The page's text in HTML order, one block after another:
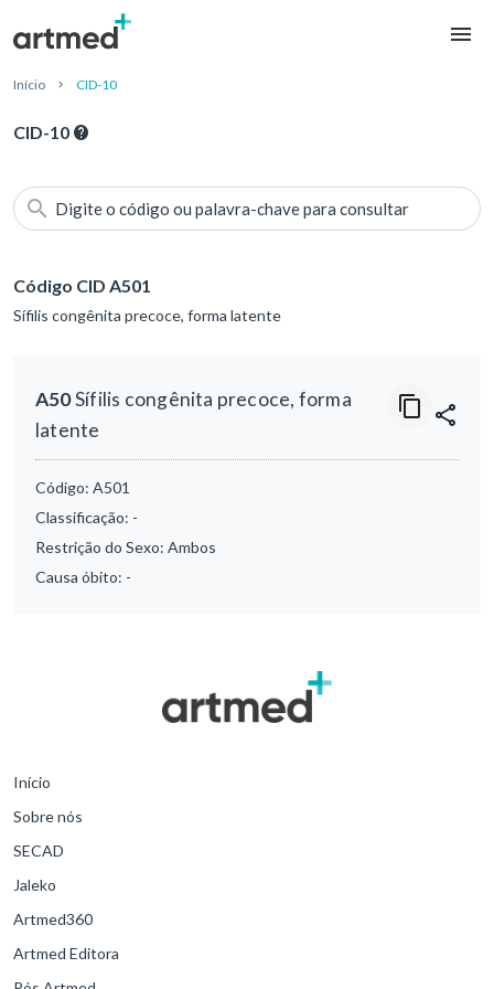
Início CID-10
CID-10
Digite o código ou palavra-chave para consultar
Código CID A501
Sífilis congênita precoce, forma latente
A50Sífilis congênita precoce, forma
latente
Código: A501
Classificação: -
Restrição do Sexo: Ambos
Causa óbito: -
Início
Sobre nós
SECAD
Jaleko
Artmed360
Artmed Editora